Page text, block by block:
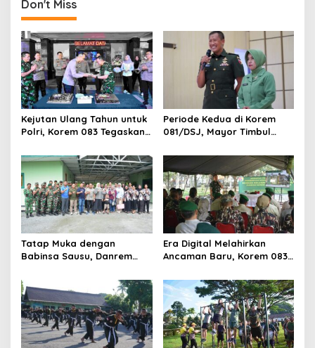
Don't Miss
Kejutan Ulang Tahun untuk
Polri, Korem 083 Tegaskan
Malang
Periode Kedua di Korem
081/DSJ, Mayor Timbul
Tatap Muka dengan
Babinsa Sausu, Danrem
Penting untuk Prajurit
Era Digital Melahirkan
Ancaman Baru, Korem 083
Ketahanan Bangsa